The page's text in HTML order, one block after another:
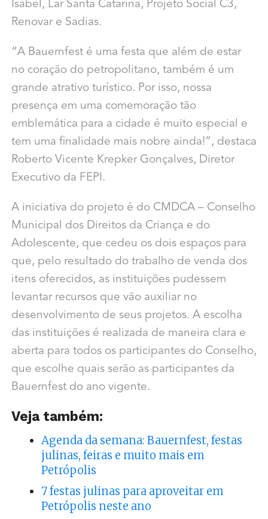
Isabel, Lar Santa Catarina, Projeto Social C3,
Renovar e Sadias.
“A Bauernfest é uma festa que além de estar
no coração do petropolitano, também é um
grande atrativo turístico. Por isso, nossa
presença em uma comemoração tão
emblemática para a cidade é muito especial e
tem uma finalidade mais nobre ainda!”, destaca
Roberto Vicente Krepker Gonçalves, Diretor
Executivo da FEPI.
A iniciativa do projeto é do CMDCA – Conselho
Municipal dos Direitos da Criança e do
Adolescente, que cedeu os dois espaços para
que, pelo resultado do trabalho de venda dos
itens oferecidos, as instituições pudessem
levantar recursos que vão auxiliar no
desenvolvimento de seus projetos. A escolha
das instituições é realizada de maneira clara e
aberta para todos os participantes do Conselho,
que escolhe quais serão as participantes da
Bauernfest do ano vigente.
Veja também:
Agenda da semana: Bauernfest, festas
julinas, feiras e muito mais em
Petrópolis
7 festas julinas para aproveitar em
Petrópolis neste ano